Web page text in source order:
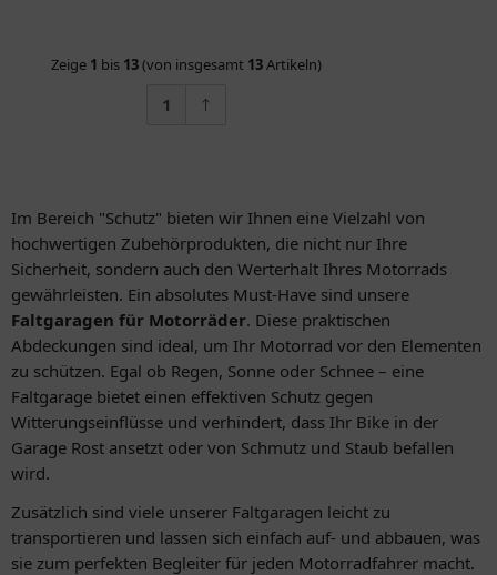
Zeige 1 bis 13(von insgesamt 13Artikeln)
1
Im Bereich "Schutz" bieten wir Ihnen eine Vielzahl von
hochwertigen Zubehörprodukten, die nicht nur Ihre
Sicherheit, sondern auch den Werterhalt Ihres Motorrads
gewährleisten. Ein absolutes Must-Have sind unsere
Faltgaragen für Motorräder. Diese praktischen
Abdeckungen sind ideal, um Ihr Motorrad vor den Elementen
zu schützen. Egal ob Regen, Sonne oder Schnee – eine
Faltgarage bietet einen effektiven Schutz gegen
Witterungseinflüsse und verhindert, dass Ihr Bike in der
Garage Rost ansetzt oder von Schmutz und Staub befallen
wird.
Zusätzlich sind viele unserer Faltgaragen leicht zu
transportieren und lassen sich einfach auf- und abbauen, was
sie zum perfekten Begleiter für jeden Motorradfahrer macht.